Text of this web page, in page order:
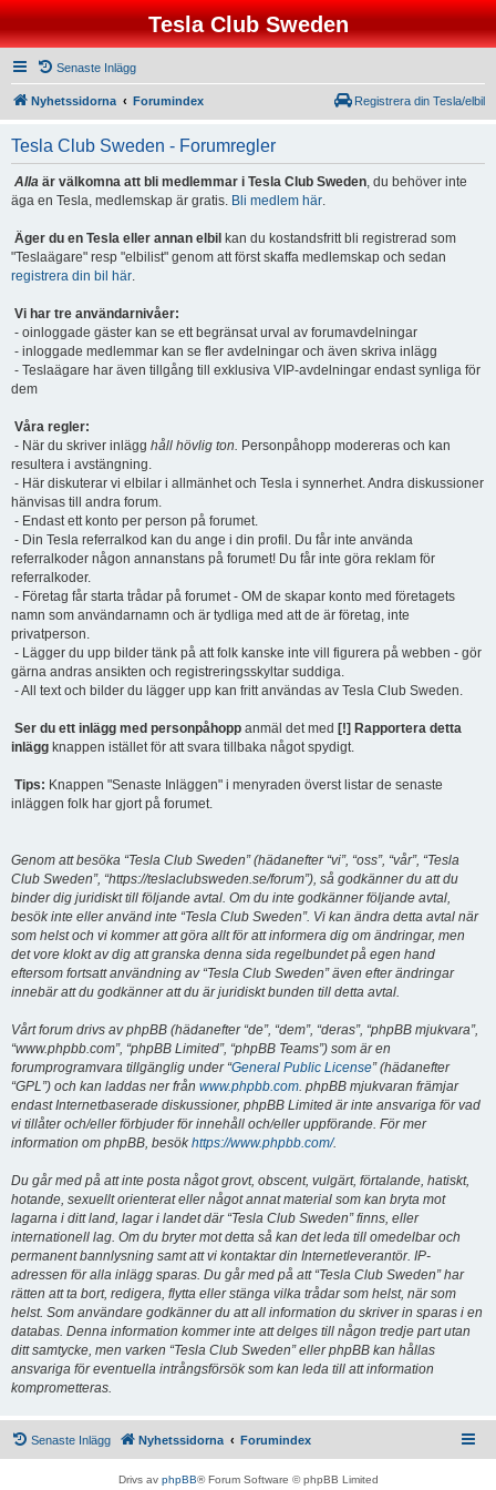
Tesla Club Sweden
Senaste Inlägg
Nyhetssidorna Forumindex Registrera din Tesla/elbil
Tesla Club Sweden - Forumregler
Alla är välkomna att bli medlemmar i Tesla Club Sweden, du behöver inte
äga en Tesla, medlemskap är gratis. Bli medlem här.
Äger du en Tesla eller annan elbil kan du kostandsfritt bli registrerad som
"Teslaägare" resp "elbilist" genom att först skaffa medlemskap och sedan
registrera din bil här.
Vi har tre användarnivåer:
- oinloggade gäster kan se ett begränsat urval av forumavdelningar
- inloggade medlemmar kan se fler avdelningar och även skriva inlägg
- Teslaägare har även tillgång till exklusiva VIP-avdelningar endast synliga för
dem
Våra regler:
- När du skriver inlägg håll hövlig ton. Personpåhopp modereras och kan
resultera i avstängning.
- Här diskuterar vi elbilar i allmänhet och Tesla i synnerhet. Andra diskussioner
hänvisas till andra forum.
- Endast ett konto per person på forumet.
- Din Tesla referralkod kan du ange i din profil. Du får inte använda
referralkoder någon annanstans på forumet! Du får inte göra reklam för
referralkoder.
- Företag får starta trådar på forumet - OM de skapar konto med företagets
namn som användarnamn och är tydliga med att de är företag, inte
privatperson.
- Lägger du upp bilder tänk på att folk kanske inte vill figurera på webben - gör
gärna andras ansikten och registreringsskyltar suddiga.
- All text och bilder du lägger upp kan fritt användas av Tesla Club Sweden.
Ser du ett inlägg med personpåhopp anmäl det med [!] Rapportera detta
inlägg knappen istället för att svara tillbaka något spydigt.
Tips: Knappen "Senaste Inläggen" i menyraden överst listar de senaste
inläggen folk har gjort på forumet.
Genom att besöka “Tesla Club Sweden” (hädanefter “vi”, “oss”, “vår”, “Tesla
Club Sweden”, “https://teslaclubsweden.se/forum”), så godkänner du att du
binder dig juridiskt till följande avtal. Om du inte godkänner följande avtal,
besök inte eller använd inte “Tesla Club Sweden”. Vi kan ändra detta avtal när
som helst och vi kommer att göra allt för att informera dig om ändringar, men
det vore klokt av dig att granska denna sida regelbundet på egen hand
eftersom fortsatt användning av “Tesla Club Sweden” även efter ändringar
innebär att du godkänner att du är juridiskt bunden till detta avtal.
Vårt forum drivs av phpBB (hädanefter “de”, “dem”, “deras”, “phpBB mjukvara”,
“www.phpbb.com”, “phpBB Limited”, “phpBB Teams”) som är en
forumprogramvara tillgänglig under “General Public License” (hädanefter
“GPL”) och kan laddas ner från www.phpbb.com. phpBB mjukvaran främjar
endast Internetbaserade diskussioner, phpBB Limited är inte ansvariga för vad
vi tillåter och/eller förbjuder för innehåll och/eller uppförande. För mer
information om phpBB, besökhttps://www.phpbb.com/.
Du går med på att inte posta något grovt, obscent, vulgärt, förtalande, hatiskt,
hotande, sexuellt orienterat eller något annat material som kan bryta mot
lagarna i ditt land, lagar i landet där “Tesla Club Sweden” finns, eller
internationell lag. Om du bryter mot detta så kan det leda till omedelbar och
permanent bannlysning samt att vi kontaktar din Internetleverantör. IP-
adressen för alla inlägg sparas. Du går med på att “Tesla Club Sweden” har
rätten att ta bort, redigera, flytta eller stänga vilka trådar som helst, när som
helst. Som användare godkänner du att all information du skriver in sparas i en
databas. Denna information kommer inte att delges till någon tredje part utan
ditt samtycke, men varken “Tesla Club Sweden” eller phpBB kan hållas
ansvariga för eventuella intrångsförsök som kan leda till att information
komprometteras.
Senaste Inlägg Nyhetssidorna Forumindex
Drivs av phpBB® Forum Software © phpBB Limited